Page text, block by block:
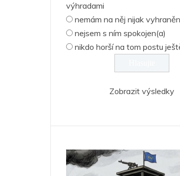
výhradami
nemám na něj nijak
nejsem s ním spokojen(a)
nikdo horší na tom postu
Zobrazit výsledky